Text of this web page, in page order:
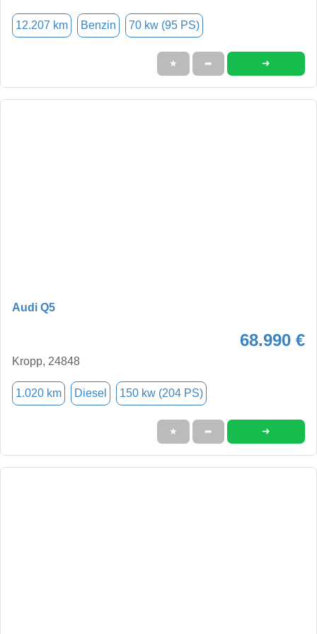
12.207 km Benzin 70 kw (95 PS)
★ ➦ ➜
Audi Q5
68.990 €
Kropp, 24848
1.020 km Diesel 150 kw (204 PS)
★ ➦ ➜